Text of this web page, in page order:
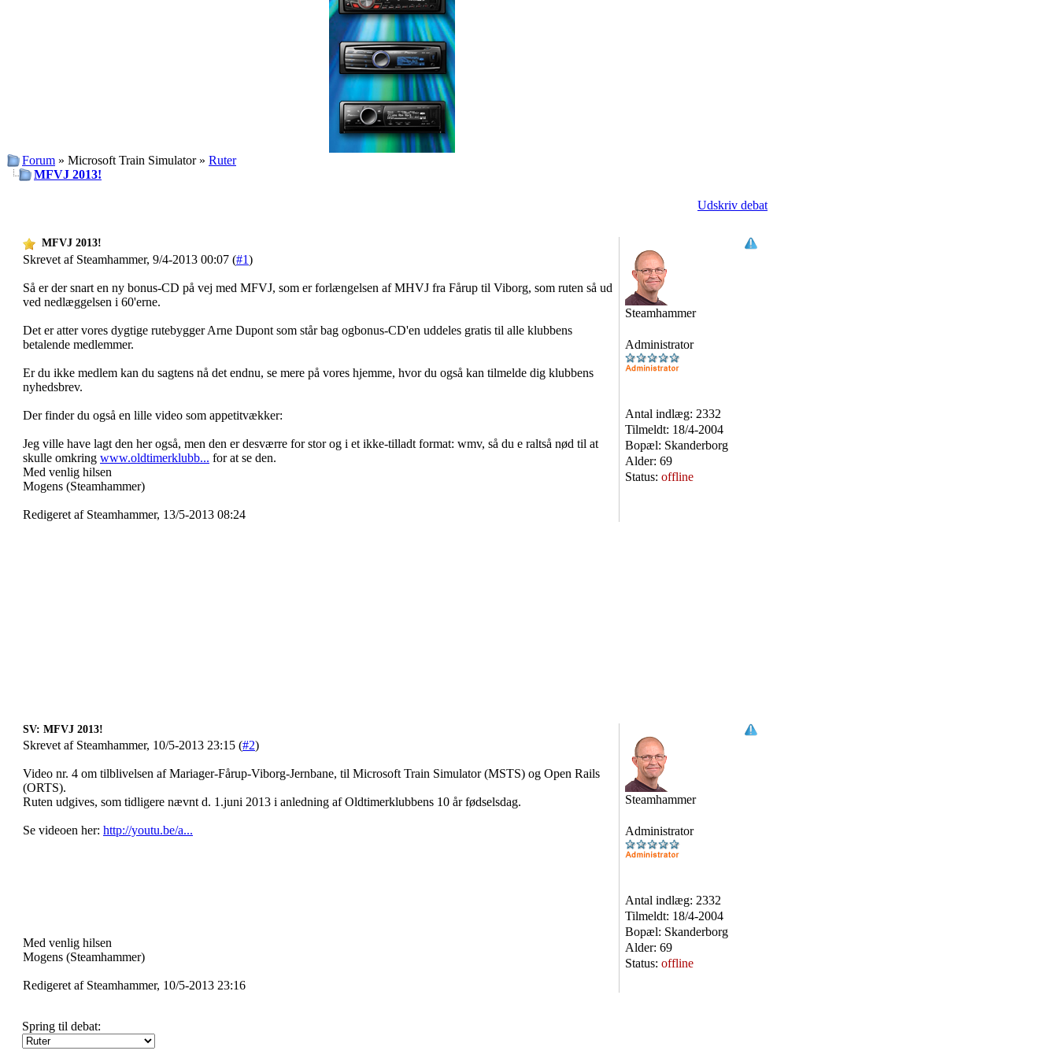
Forum » Microsoft Train Simulator » Ruter
MFVJ 2013!
Udskriv debat
MFVJ 2013!
Skrevet af Steamhammer, 9/4-2013 00:07 (#1)
Så er der snart en ny bonus-CD på vej med MFVJ, som er forlængelsen af MHVJ fra Fårup til Viborg, som ruten så ud
ved nedlæggelsen i 60'erne.
Det er atter vores dygtige rutebygger Arne Dupont som står bag ogbonus-CD'en uddeles gratis til alle klubbens
betalende medlemmer.
Er du ikke medlem kan du sagtens nå det endnu, se mere på vores hjemme, hvor du også kan tilmelde dig klubbens
nyhedsbrev.
Der finder du også en lille video som appetitvækker:
Jeg ville have lagt den her også, men den er desværre for stor og i et ikke-tilladt format: wmv, så du e raltså nød til at
skulle omkring www.oldtimerklubb... for at se den.
Steamhammer
Administrator
Antal indlæg: 2332
Tilmeldt: 18/4-2004
Bopæl: Skanderborg
Alder: 69
Status: offline
Med venlig hilsen
Mogens (Steamhammer)
Redigeret af Steamhammer, 13/5-2013 08:24
SV: MFVJ 2013!
Skrevet af Steamhammer, 10/5-2013 23:15 (#2)
Video nr. 4 om tilblivelsen af Mariager-Fårup-Viborg-Jernbane, til Microsoft Train Simulator (MSTS) og Open Rails
(ORTS).
Ruten udgives, som tidligere nævnt d. 1.juni 2013 i anledning af Oldtimerklubbens 10 år fødselsdag.
Se videoen her: http://youtu.be/a...
Steamhammer
Administrator
Antal indlæg: 2332
Tilmeldt: 18/4-2004
Bopæl: Skanderborg
Alder: 69
Status: offline
Med venlig hilsen
Mogens (Steamhammer)
Redigeret af Steamhammer, 10/5-2013 23:16
Spring til debat: